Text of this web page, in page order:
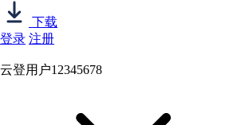
下载
登录 注册
云登用户12345678